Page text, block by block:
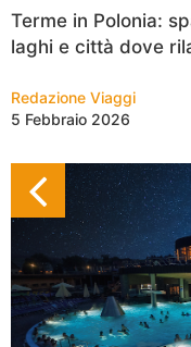
Terme in Polonia:
laghi e città dove
Redazione Viaggi
5 Febbraio 2026